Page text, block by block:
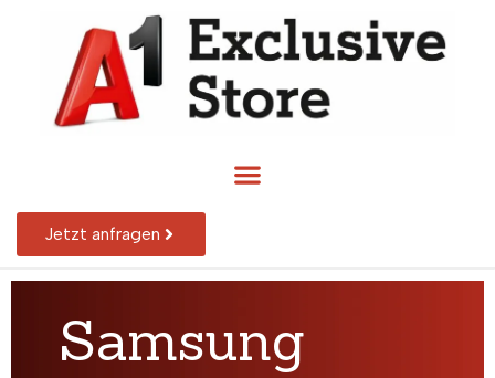
Jetzt anfragen
Samsung